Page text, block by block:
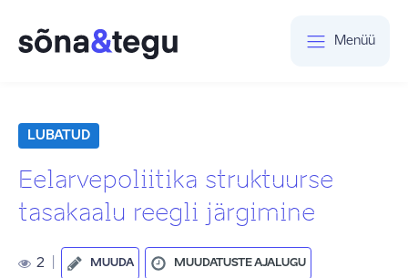
Menüü
LUBATUD
Eelarvepoliitika struktuurse
tasakaalu reegli järgimine
2 MUUDA MUUDATUSTE AJALUGU